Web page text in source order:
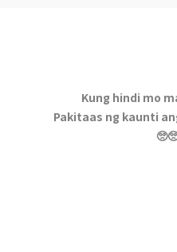
Kung hindi mo
Pakitaas ng kaunti